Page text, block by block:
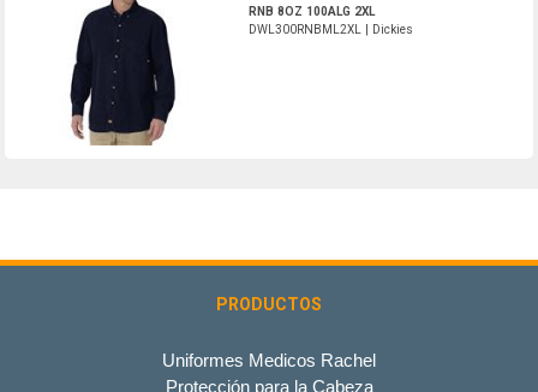
RNB 8OZ 100ALG 2XL
DWL300RNBML2XL | Dickies
PRODUCTOS
Uniformes Medicos Rachel
Protección para la Cabeza